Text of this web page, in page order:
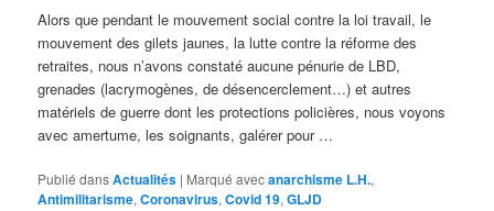
Alors que pendant le mouvement social contre la loi travail, le
mouvement des gilets jaunes, la lutte contre la réforme des
retraites, nous n’avons constaté aucune pénurie de LBD,
grenades (lacrymogènes, de désencerclement…) et autres
matériels de guerre dont les protections policières, nous voyons
avec amertume, les soignants, galérer pour …
Publié dansActualités | Marqué avecanarchisme L.H.,
Antimilitarisme,Coronavirus,Covid 19,GLJD